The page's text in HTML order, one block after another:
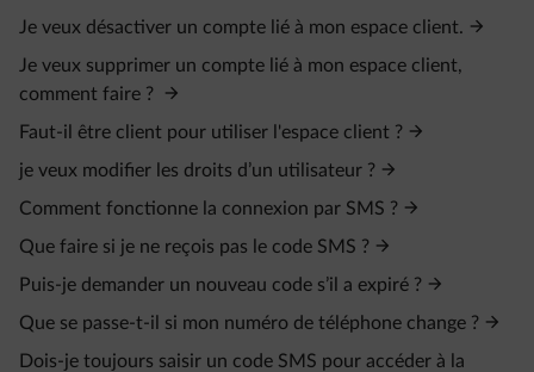
Je veux désactiver un compte lié à mon espace client.
Je veux supprimer un compte lié à mon espace client,
comment faire ?
Faut-il être client pour utiliser l'espace client ?
je veux modifier les droits d’un utilisateur ?
Comment fonctionne la connexion par SMS ?
Que faire si je ne reçois pas le code SMS ?
Puis-je demander un nouveau code s’il a expiré ?
Que se passe-t-il si mon numéro de téléphone change ?
Dois-je toujours saisir un code SMS pour accéder à la